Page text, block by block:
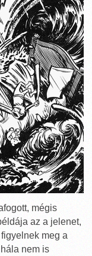
mégis
az a jelenet,
meg a
nem is